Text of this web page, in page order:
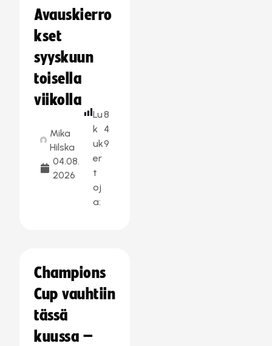
Avauskierro
kset
syyskuun
toisella
viikolla
Mika
Hilska
04.08.
2026
Lu
k
uk
er
t
oj
a:
8
4
9
Champions
Cup vauhtiin
tässä
kuussa –